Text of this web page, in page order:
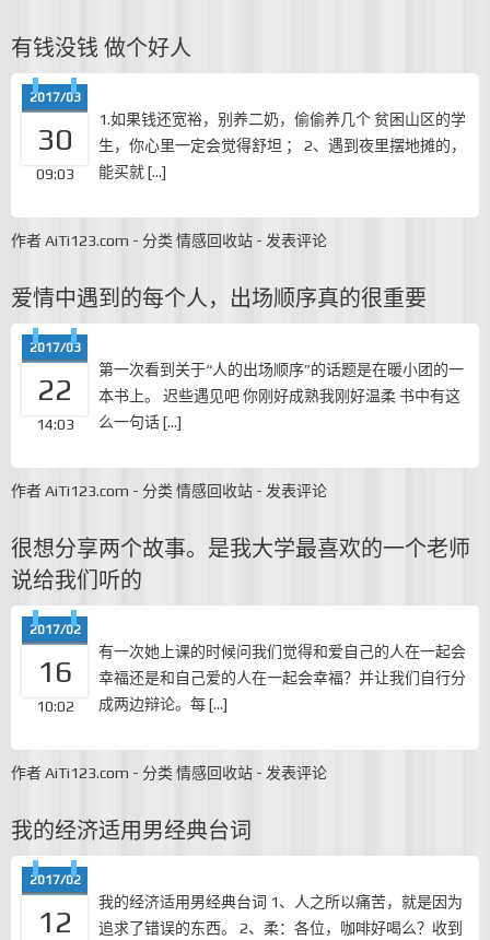
有钱没钱 做个好人
2017/03
30
09:03
1.如果钱还宽裕，别养二奶，偷偷养几个 贫困山区的学
生，你心里一定会觉得舒坦 ； 2、遇到夜里摆地摊的，
能买就 […]
作者AiTi123.com - 分类 情感回收站 - 发表评论
爱情中遇到的每个人，出场顺序真的很重要
2017/03
22
14:03
第一次看到关于“人的出场顺序”的话题是在暖小团的一
本书上。 迟些遇见吧 你刚好成熟我刚好温柔 书中有这
么一句话 […]
作者AiTi123.com - 分类 情感回收站 - 发表评论
很想分享两个故事。是我大学最喜欢的一个老师
说给我们听的
2017/02
16
10:02
有一次她上课的时候问我们觉得和爱自己的人在一起会
幸福还是和自己爱的人在一起会幸福？并让我们自行分
成两边辩论。每 […]
作者AiTi123.com - 分类 情感回收站 - 发表评论
我的经济适用男经典台词
2017/02
12
我的经济适用男经典台词 1、人之所以痛苦，就是因为
追求了错误的东西。 2、柔：各位，咖啡好喝么？收到